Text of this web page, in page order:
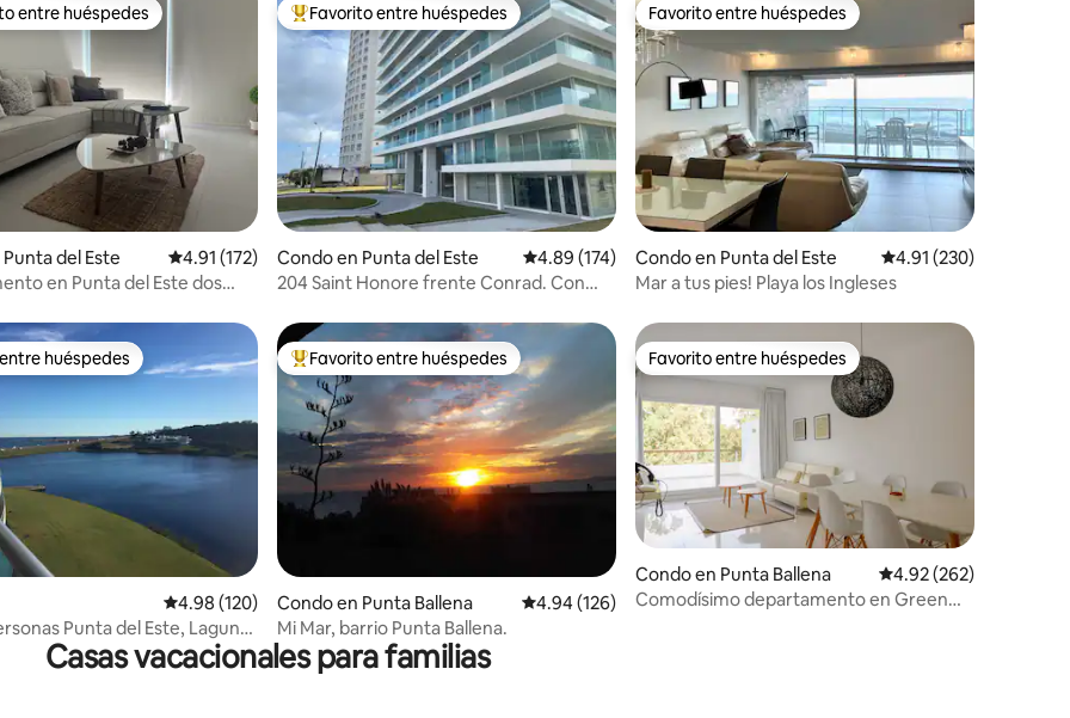
de 5, 577 reseñas
huéspedes preferido
entre huéspedes
del Este Calificación promedio: 4.91 de 5, 172 reseñas
4.91 (172)
en Punta del Este dos
Favorito entre huéspedes preferido
Favorito entre huéspedes
Condo en Punta del Este Calificación promedio: 4.89 de 5, 174 reseñas
4.89 (174)
204 Saint Honore frente Conrad. Con
Favorito entre huéspedes
Favorito entre huéspedes
Condo en Punta del Este Calificación promedio:
4.91 (230)
Mar a tus pies! Playa los Ingleses
de 5, 145 reseñas
huéspedes
huéspedes
Calificación promedio: 4.98 de 5, 120 reseñas
4.98 (120)
Punta del Este, Laguna
Favorito entre huéspedes preferido
Favorito entre huéspedes
Condo en Punta Ballena Calificación promedio: 4.94 de 5, 126 reseñas
4.94 (126)
Mi Mar, barrio Punta Ballena.
Favorito entre huéspedes
Favorito entre huéspedes
Condo en Punta Ballena Calificación promedio:
4.92 (262)
Comodísimo departamento en Green
Casas vacacionales para familias